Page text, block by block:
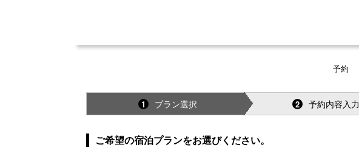
予約
1 プラン選択 2 予約内容入力
ご希望の宿泊プランをお選びください。